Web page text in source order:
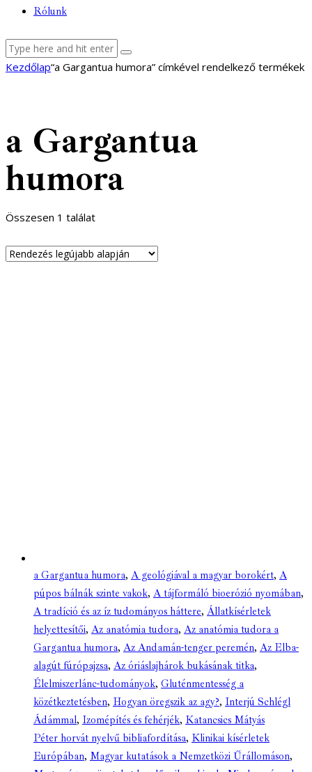
Rólunk
facebook-
youtube-
email
Kezdőlap“a Gargantua humora” címkével rendelkező termékek
a Gargantua
humora
Összesen 1 találat
a Gargantua humora, A geológiával a magyar borokért, A
púpos bálnák szinte vakok, A tájformáló bioerózió nyomában,
A tradíció és az íz tudományos háttere, Állatkísérletek
helyettesítői, Az anatómia tudora, Az anatómia tudora a
Gargantua humora, Az Andamán-tenger peremén, Az Elba-
alagút fúrópajzsa, Az óriáslajhárok bukásának titka,
Élelmiszerlánc-tudományok, Gluténmentesség a
közétkeztetésben, Hogyan öregszik az agy?, Interjú Schlégl
Ádámmal, Izomépítés és fehérjék, Katancsics Mátyás
Péter horvát nyelvű bibliafordítása, Klinikai kísérletek
Európában, Magyar kutatások a Nemzetközi Űrállomáson,